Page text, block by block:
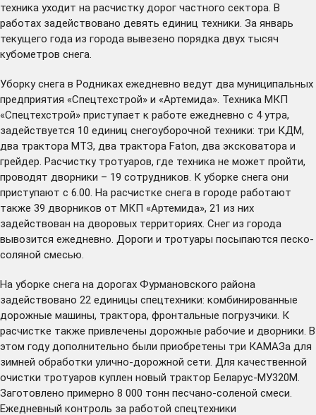
техника уходит на расчистку дорог частного сектора. В
работах задействовано девять единиц техники. За январь
текущего года из города вывезено порядка двух тысяч
кубометров снега.
Уборку снега в Родниках ежедневно ведут два муниципальных
предприятия «Спецтехстрой» и «Артемида». Техника МКП
«Спецтехстрой» приступает к работе ежедневно с 4 утра,
задействуется 10 единиц снегоуборочной техники: три КДМ,
два трактора МТЗ, два трактора Faton, два эксковатора и
грейдер. Расчистку тротуаров, где техника не может пройти,
проводят дворники – 19 сотрудников. К уборке снега они
приступают с 6.00. На расчистке снега в городе работают
также 39 дворников от МКП «Артемида», 21 из них
задействован на дворовых территориях. Снег из города
вывозится ежедневно. Дороги и тротуары посыпаются песко-
соляной смесью.
На уборке снега на дорогах Фурмановского района
задействовано 22 единицы спецтехники: комбинированные
дорожные машины, трактора, фронтальные погрузчики. К
расчистке также привлечены дорожные рабочие и дворники. В
этом году дополнительно были приобретены три КАМАЗа для
зимней обработки улично-дорожной сети. Для качественной
очистки тротуаров куплен новый трактор Беларус-МУ320М.
Заготовлено примерно 8 000 тонн песчано-соленой смеси.
Ежедневный контроль за работой спецтехники